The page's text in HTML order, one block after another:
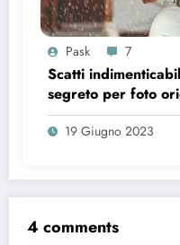
Pask 7
Scatti
segreto per foto
19 Giugno 2023
4 comments